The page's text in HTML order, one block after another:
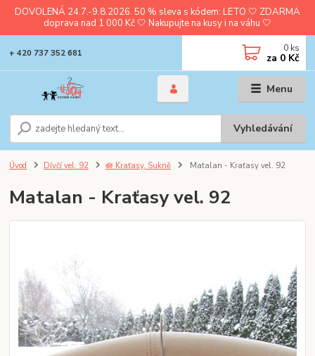
DOVOLENÁ 24.7.-9.8.2026. 50 % sleva s kódem: LETO 🤍 ZDARMA
doprava nad 1 000 Kč 🤍 Nakupujte na kusy i na váhu 🤍
Menu
Vyhledávání
+ 420 737 352 681 0 ks
za 0 Kč
Úvod Dívčí vel. 92 🪷 Kraťasy, Sukně Matalan - Kraťasy vel. 92
Matalan - Kraťasy vel. 92